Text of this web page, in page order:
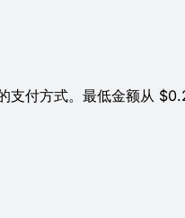
支付方式。最低金额从